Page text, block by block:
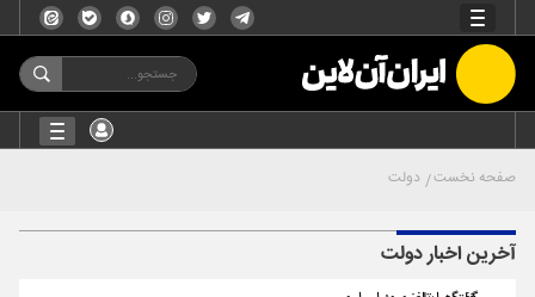
صفحه نخست دولت
آخرین اخبار دولت